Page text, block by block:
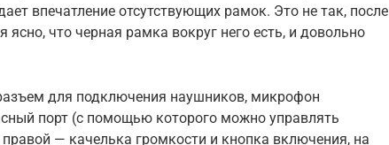
впечатление отсутствующих рамок. Это не так, после
ясно, что черная рамка вокруг него есть, и довольно
для подключения наушников, микрофон
порт (с помощью которого можно управлять
— качелька громкости и кнопка включения, на